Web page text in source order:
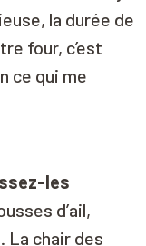
la durée de
four, c’est
ce qui me
les
d’ail,
La chair des